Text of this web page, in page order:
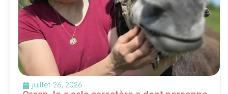
juillet 26, 2026